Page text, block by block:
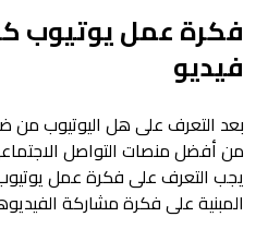
فكرة عمل يوتيوب
فيديو
بعد التعرف على هل اليوتيوب من
من أفضل منصات التواصل
يجب التعرف على فكرة عمل
المبنية على فكرة مشاركة